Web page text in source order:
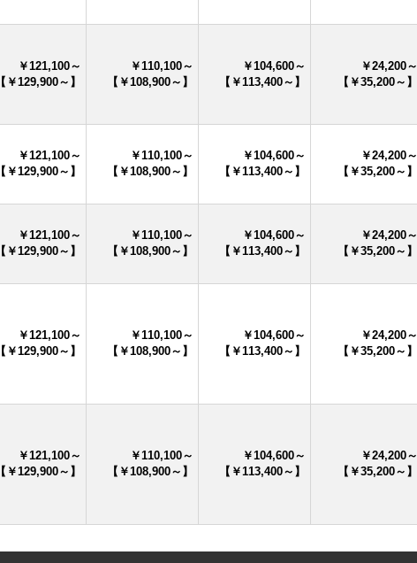
￥121,100～
【￥129,900～】
￥110,100～
【￥108,900～】
￥104,600～
【￥113,400～】
￥24,200～
【￥35,200～】
￥121,100～
【￥129,900～】
￥110,100～
【￥108,900～】
￥104,600～
【￥113,400～】
￥24,200～
【￥35,200～】
￥121,100～
【￥129,900～】
￥110,100～
【￥108,900～】
￥104,600～
【￥113,400～】
￥24,200～
【￥35,200～】
￥121,100～
【￥129,900～】
￥110,100～
【￥108,900～】
￥104,600～
【￥113,400～】
￥24,200～
【￥35,200～】
￥121,100～
【￥129,900～】
￥110,100～
【￥108,900～】
￥104,600～
【￥113,400～】
￥24,200～
【￥35,200～】